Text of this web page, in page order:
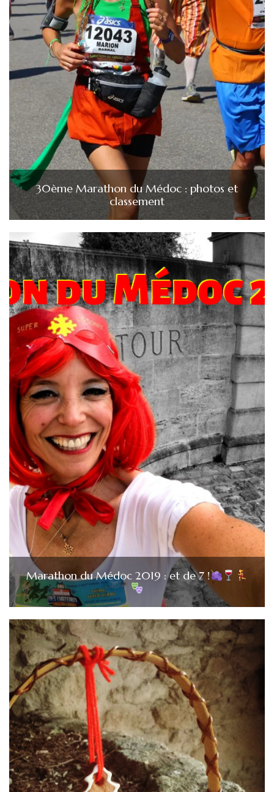
30ème Marathon du Médoc : photos et
classement
Marathon du Médoc 2019 : et de 7 !